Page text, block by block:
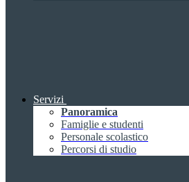
Servizi
Panoramica
Famiglie e studenti
Personale scolastico
Percorsi di studio